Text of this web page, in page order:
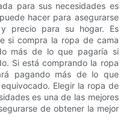
para sus necesidades es
hacer para asegurarse
precio para su hogar. Es
si compra la ropa de cama
más de lo que pagaría si
Si está comprando la ropa
pagando más de lo que
Elegir la ropa de
es una de las mejores
de obtener la mejor